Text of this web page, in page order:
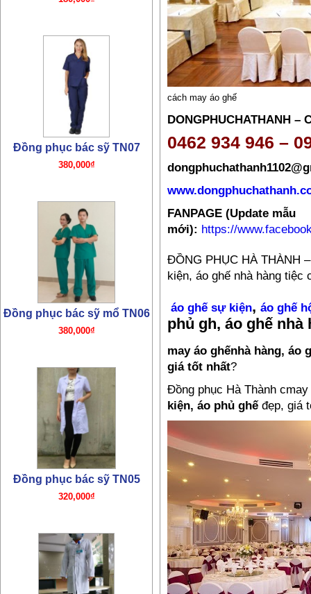
cách may áo ghế
DONGPHUCHATHANH –
0462 934 946 –
FANPAGE (Update mẫu
mới): https://
ĐỒNG PHỤC HÀ THÀNH
kiện, áo ghế nhà hàng tiệc
áo ghế sự kiện, áo ghế
phủ gh, áo ghế
may áo ghếnhà hàng, áo
giá tốt nhất?
Đồng phục Hà Thành
kiện, áo phủ ghếđẹp, giá
Đồng phục bác sỹ mổ TN06
380,000₫
Đồng phục bác sỹ TN05
320,000₫
Đồng phục bác sỹ – y tá
TN04
280,000₫
Đồng phục quần y tá bác sỹ
TN03
180,000₫